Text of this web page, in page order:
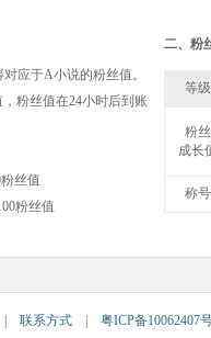
应于A小说的粉丝值。
粉丝值在24小时后到账
丝值
粉丝值
二、粉
等级
粉丝
成长
称号
联系方式 粤ICP备10062407